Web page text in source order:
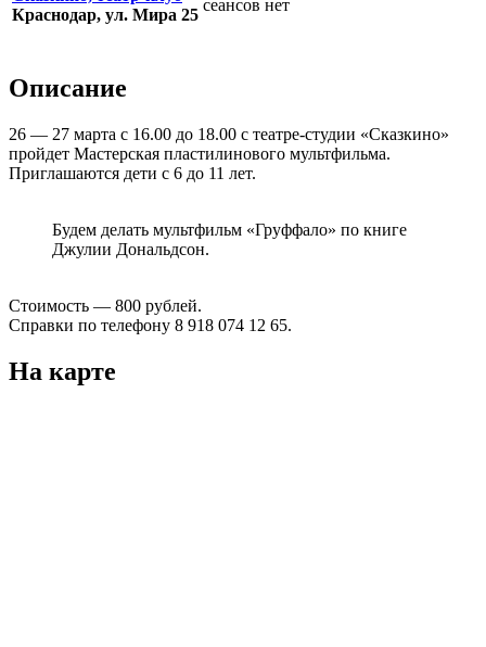
Краснодар, ул. Мира 25
сеансов нет
Описание
26 — 27 марта с 16.00 до 18.00 с театре-студии «Сказкино»
пройдет Мастерская пластилинового мультфильма.
Приглашаются дети с 6 до 11 лет.
Будем делать мультфильм «Груффало» по книге
Джулии Дональдсон.
Стоимость — 800 рублей.
Справки по телефону 8 918 074 12 65.
На карте